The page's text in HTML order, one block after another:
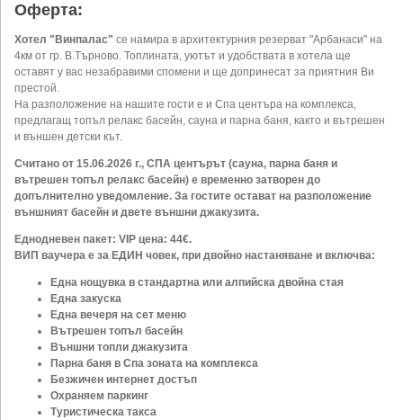
Оферта:
Хотел "Винпалас" се намира в архитектурния резерват "Арбанаси" на
4км от гр. В.Търново. Топлината, уютът и удобствата в хотела ще
оставят у вас незабравими спомени и ще допринесат за приятния Ви
престой.
На разположение на нашите гости е и Спа центъра на комплекса,
предлагащ топъл релакс басейн, сауна и парна баня, както и вътрешен
и външен детски кът.
Считано от 15.06.2026 г., СПА центърът (сауна, парна баня и
вътрешен топъл релакс басейн) е временно затворен до
допълнително уведомление. За гостите остават на разположение
външният басейн и двете външни джакузита.
Еднодневен пакет: VIP цена: 44€.
ВИП ваучера е за ЕДИН човек, при двойно настаняване и включва:
Една нощувка в стандартна или алпийска двойна стая
Една закуска
Една вечеря на сет меню
Вътрешен топъл басейн
Външни топли джакузита
Парна баня в Спа зоната на комплекса
Безжичен интернет достъп
Охраняем паркинг
Туристическа такса